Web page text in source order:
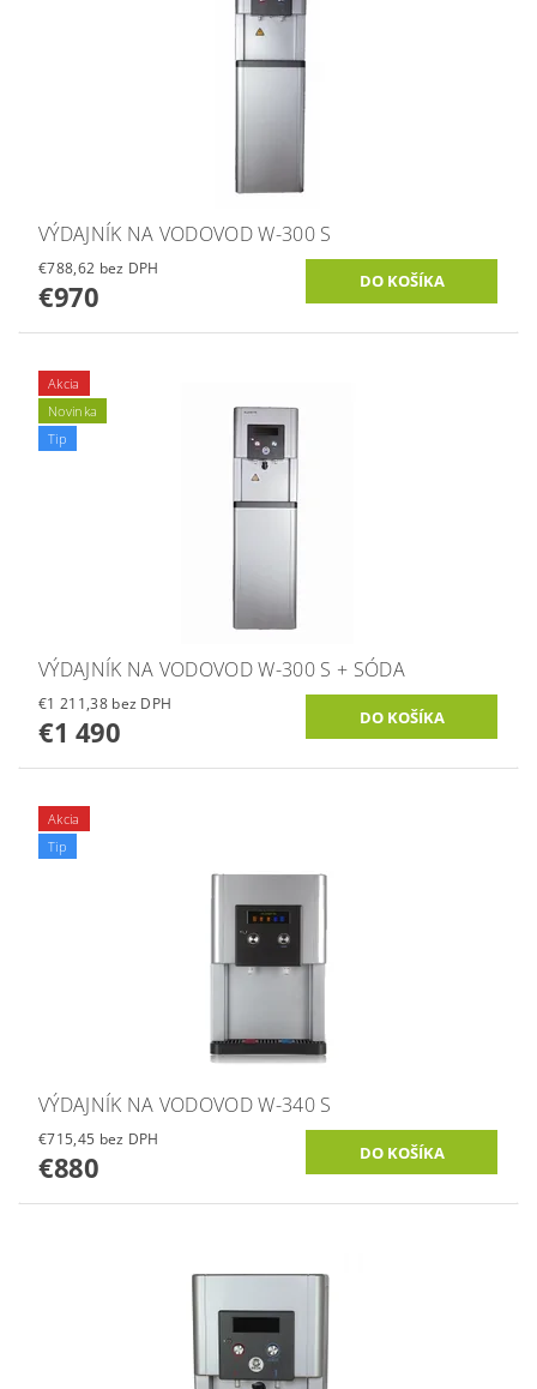
VÝDAJNÍK NA VODOVOD W-300 S
€788,62 bez DPH
€970
Akcia
Novinka
Tip
VÝDAJNÍK NA VODOVOD W-300 S + SÓDA
€1 211,38 bez DPH
€1 490
Akcia
Tip
VÝDAJNÍK NA VODOVOD W-340 S
€715,45 bez DPH
€880